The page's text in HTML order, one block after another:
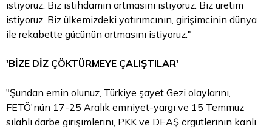
istiyoruz. Biz istihdamın artmasını istiyoruz. Biz üretim
istiyoruz. Biz ülkemizdeki yatırımcının, girişimcinin dünya
ile rekabette gücünün artmasını istiyoruz."
'BİZE DİZ ÇÖKTÜRMEYE ÇALIŞTILAR'
"Şundan emin olunuz, Türkiye şayet Gezi olaylarını,
FETÖ'nün 17-25 Aralık emniyet-yargı ve 15 Temmuz
silahlı darbe girişimlerini, PKK ve DEAŞ örgütlerinin kanlı